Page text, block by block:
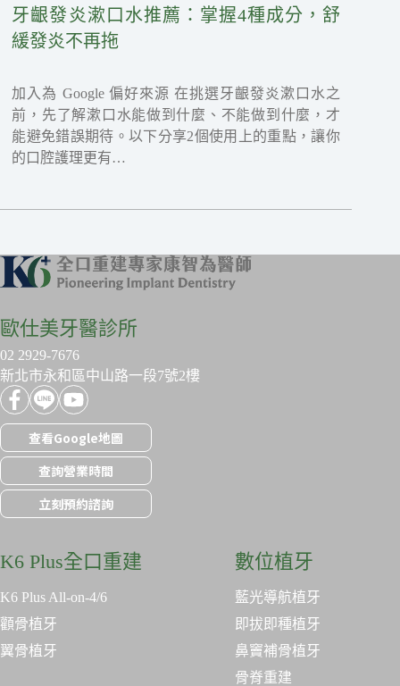
牙齦發炎漱口水推薦：掌握4種成分，舒
緩發炎不再拖
加入為 Google 偏好來源 在挑選牙齦發炎漱口水之
前，先了解漱口水能做到什麼、不能做到什麼，才
能避免錯誤期待。以下分享2個使用上的重點，讓你
的口腔護理更有…
歐仕美牙醫診所
02 2929-7676
新北市永和區中山路一段7號2樓
查看Google地圖
查詢營業時間
立刻預約諮詢
K6 Plus全口重建
K6 Plus All-on-4/6
顴骨植牙
翼骨植牙
數位植牙
藍光導航植牙
即拔即種植牙
鼻竇補骨植牙
骨脊重建